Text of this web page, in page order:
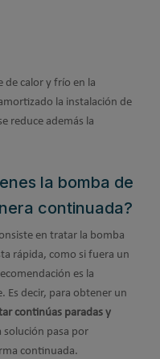
de calor y frío en la
la instalación de
reduce además la
la bomba de
continuada?
en tratar la bomba
rápida, como si fuera un
es la
Es decir, para obtener un
continúas paradas y
solución pasa por
continuada.